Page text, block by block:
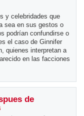
y celebridades que
sea en sus gestos o
podrían confundirse o
el caso de Ginnifer
quienes interpretan a
en las facciones
de